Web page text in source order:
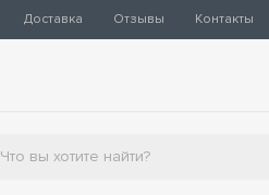
Доставка Отзывы Контакты